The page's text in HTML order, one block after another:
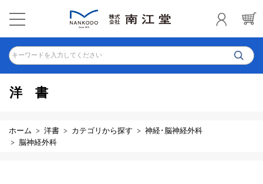
キーワードを入力してください
洋書
ホーム 洋書 カテゴリから探す
神経･脳神経外科
脳神経外科